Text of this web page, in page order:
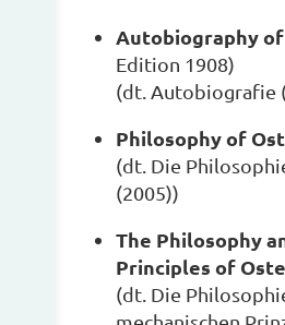
Autobiography of
Edition 1908)
(dt. Autobiografie
Philosophy of
(dt. Die
(2005))
The Philosophy
Principles of
(dt. Die